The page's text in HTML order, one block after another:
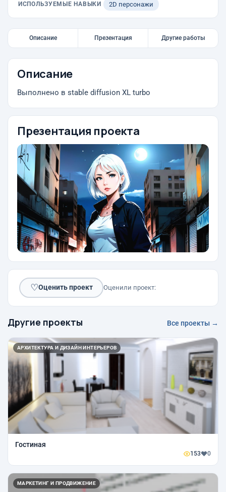
ИСПОЛЬЗУЕМЫЕ НАВЫКИ 2D персонажи
Описание Презентация Другие работы
Описание
Выполнено в stable diffusion XL turbo
Презентация проекта
♡Оценить проект Оценили проект:
Другие проекты Все проекты →
АРХИТЕКТУРА И ДИЗАЙН ИНТЕРЬЕРОВ
Гостиная
153 0
МАРКЕТИНГ И ПРОДВИЖЕНИЕ